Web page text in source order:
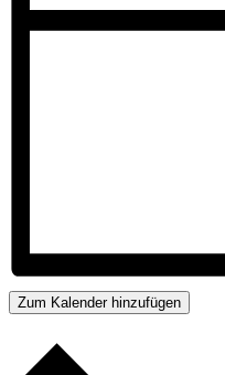
Zum Kalender hinzufügen